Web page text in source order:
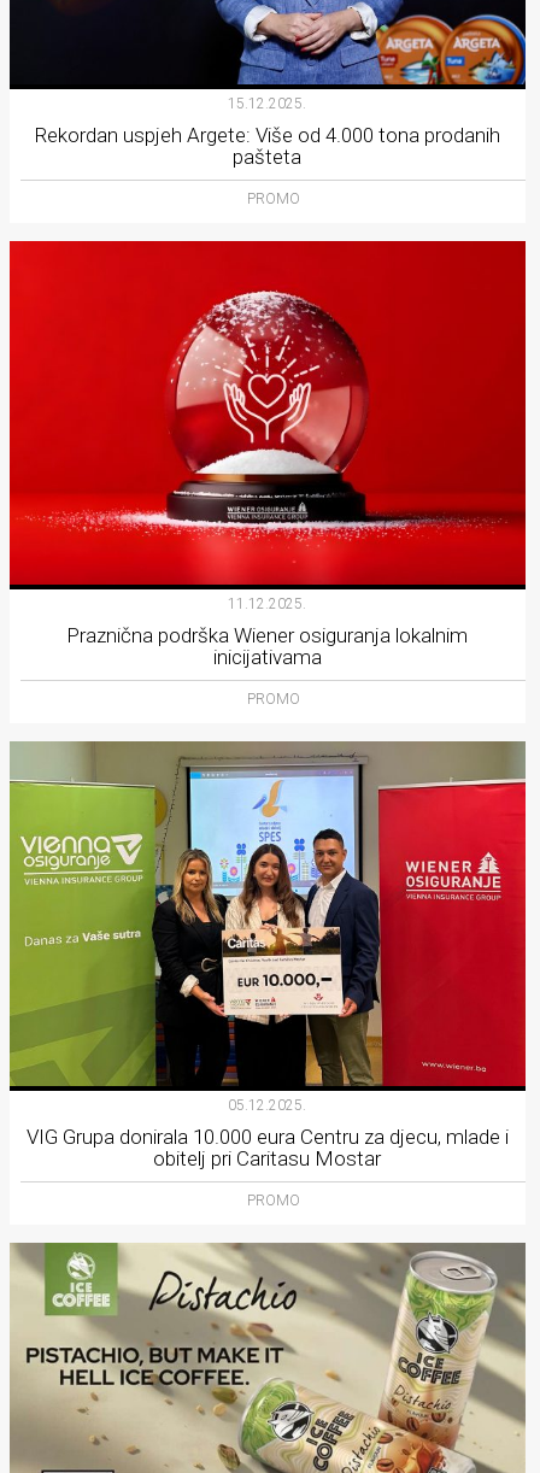
15.12.2025.
Rekordan uspjeh Argete: Više od 4.000 tona prodanih
pašteta
PROMO
11.12.2025.
Praznična podrška Wiener osiguranja lokalnim
inicijativama
PROMO
05.12.2025.
VIG Grupa donirala 10.000 eura Centru za djecu, mlade i
obitelj pri Caritasu Mostar
PROMO